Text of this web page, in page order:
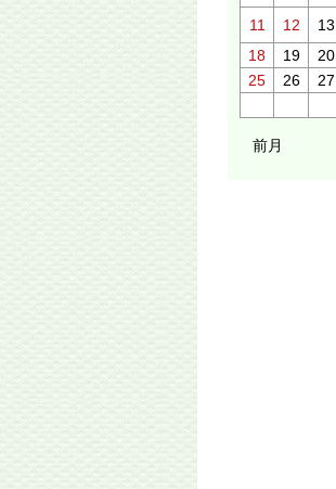
11 12 13
18
19 20
25
26 27
前月